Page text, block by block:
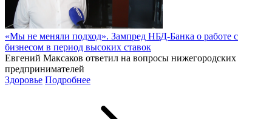
«Мы не меняли подход». Зампред НБД-Банка о работе с
бизнесом в период высоких ставок
Евгений Максаков ответил на вопросы нижегородских
предпринимателей
Здоровье Подробнее